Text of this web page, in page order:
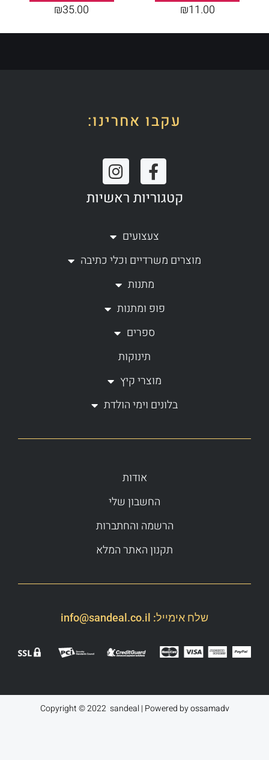
₪11.00
₪35.00
עקבו אחרינו:
F
a
c
b
o
o
k
f
I
n
s
a
r
a
קטגוריות ראשיות
צעצועים
מוצרים משרדיים וכלי כתיבה
מתנות
פופ ומתנות
ספרים
תינוקות
מוצרי קיץ
בלונים וימי הולדת
אודות
החשבון שלי
הרשמה והחתברות
תקנון האתר המלא
שלח אימייל: info@sandeal.co.il
Copyright © 2022 sandeal | Powered byossamadv